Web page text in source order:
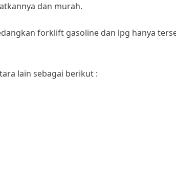
dan murah.
forklift gasoline dan lpg hanya
lain sebagai berikut :